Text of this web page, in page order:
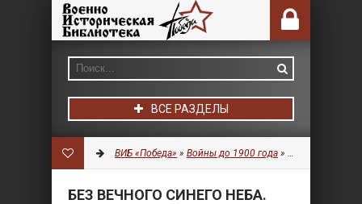
ВСЕ РАЗДЕЛЫ
ВИБ «Победа» » Войны до 1900 года » История
БЕЗ ВЕЧНОГО СИНЕГО НЕБА.